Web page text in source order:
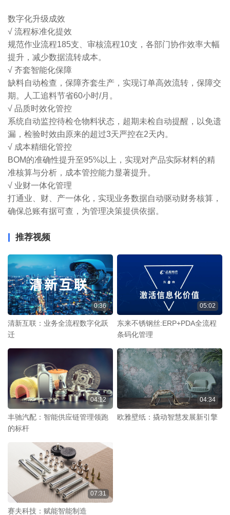
‌数字化升级成效
√ 流程标准化提效
规范作业流程185支、审核流程10支，各部门协作效率大幅
提升，减少数据流转成本。
√ 齐套智能化保障
缺料自动检查，保障齐套生产，实现订单高效流转，保障交
期。人工追料节省60小时/月。
√ 品质时效化管控
系统自动监控待检仓物料状态，超期未检自动提醒，以免遗
漏，检验时效由原来的超过3天严控在2天内。
√ 成本精细化管控
BOM的准确性提升至95%以上，实现对产品实际材料的精
准核算与分析，成本管控能力显著提升。
√ 业财一体化管理
打通业、财、产一体化，实现业务数据自动驱动财务核算，
确保总账有据可查，为管理决策提供依据。
推荐视频
0:36
清新互联：业务全流程数字化跃
迁
05:02
东来不锈钢丝:ERP+PDA全流程
条码化管理
04:12
丰驰汽配：智能供应链管理领跑
的标杆
04:34
欧雅壁纸：撬动智慧发展新引擎
07:31
赛夫科技：赋能智能制造